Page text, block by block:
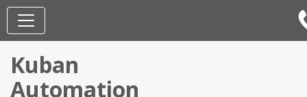
Kuban
Automation